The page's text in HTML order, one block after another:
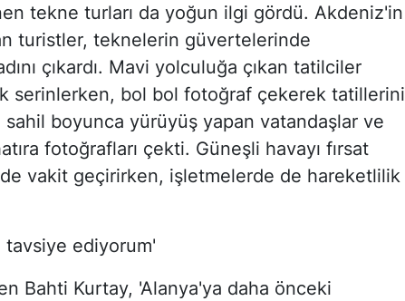
tekne turları da yoğun ilgi gördü. Akdeniz'in
turistler, teknelerin güvertelerinde
çıkardı. Mavi yolculuğa çıkan tatilciler
serinlerken, bol bol fotoğraf çekerek tatillerini
boyunca yürüyüş yapan vatandaşlar ve
fotoğrafları çekti. Güneşli havayı fırsat
vakit geçirirken, işletmelerde de hareketlilik
ediyorum'
Bahti Kurtay, 'Alanya'ya daha önceki